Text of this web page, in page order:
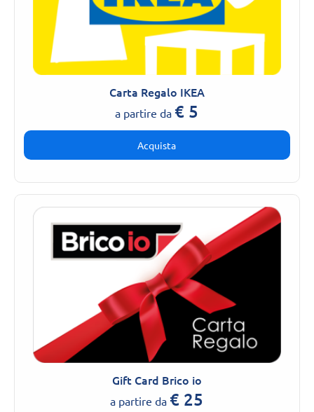
Carta Regalo IKEA
a partire da € 5
Acquista
Gift Card Brico io
a partire da € 25